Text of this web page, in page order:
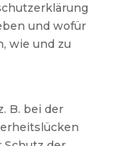
und wofür
wie und zu
B. bei der